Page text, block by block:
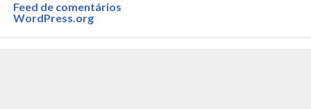
Feed de comentários
WordPress.org